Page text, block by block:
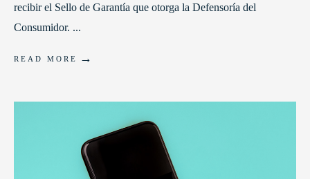
recibir el Sello de Garantía que otorga la Defensoría del
Consumidor. ...
READ MORE →